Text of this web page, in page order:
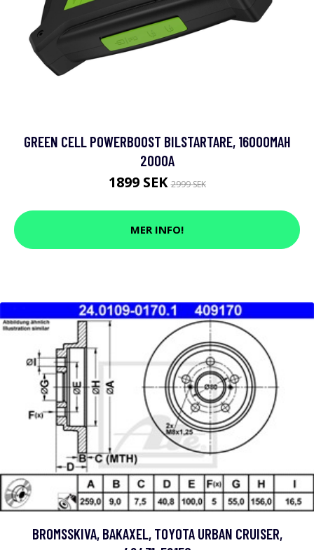
GREEN CELL POWERBOOST BILSTARTARE, 16000MAH
2000A
1899 SEK2999 SEK
MER INFO!
BROMSSKIVA, BAKAXEL, TOYOTA URBAN CRUISER,